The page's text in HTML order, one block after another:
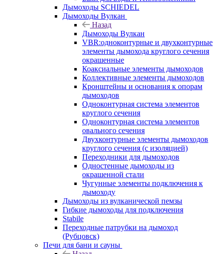
Дымоходы SCHIEDEL
Дымоходы Вулкан
Назад
Дымоходы Вулкан
VBR:одноконтурные и двухконтурные
элементы дымохода круглого сечения
окрашенные
Коаксиальные элементы дымоходов
Коллективные элементы дымоходов
Кронштейны и основания к опорам
дымоходов
Одноконтурная система элементов
круглого сечения
Одноконтурная система элементов
овального сечения
Двухконтурные элементы дымоходов
круглого сечения (с изоляцией)
Переходники для дымоходов
Одностенные дымоходы из
окрашенной стали
Чугунные элементы подключения к
дымоходу
Дымоходы из вулканической пемзы
Гибкие дымоходы для подключения
Stabile
Переходные патрубки на дымоход
(Рубцовск)
Печи для бани и сауны